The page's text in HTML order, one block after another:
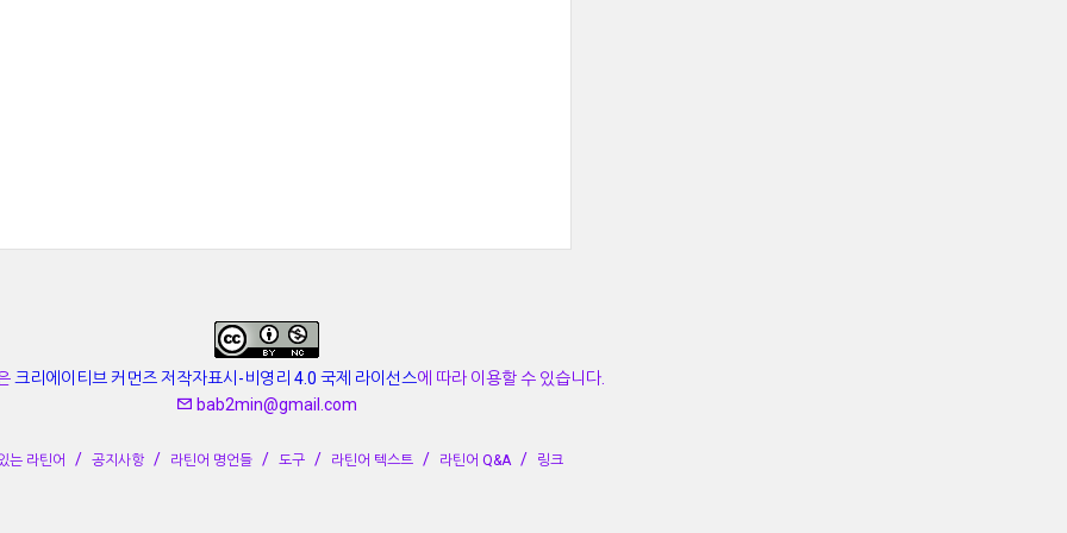
크리에이티브 커먼즈 저작자표시-비영리 4.0 국제 라이선스에 따라 이용할 수 있습니다.
bab2min@gmail.com
는 라틴어 공지사항 라틴어 명언들 도구 라틴어 텍스트 라틴어 Q&A 링크